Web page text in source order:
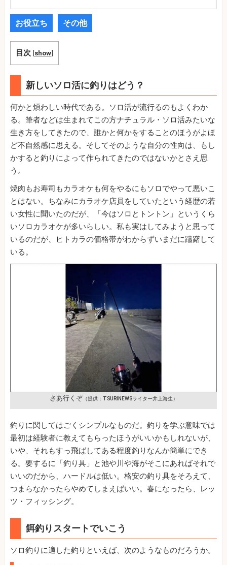
お役立ち その他
目次 [show]
新しいソロ活に釣りはどう？
何かと煩わしい時代である。ソロ活が流行るのもよくわか
る。筆者などは生まれてこの方ナチュラル・ソロ活みたいな
生き方をしてきたので、誰かと何かをすることのほうがよほ
ど不自然感に思える。そしてそのような自分の性向は、もし
かすると釣りによって作られてきたのではないかとさえ思
う。
焼肉もお寿司もカラオケも何をやるにもソロでやって悪いこ
とはない。ちなみにカラオケ店員をしていたという経歴の若
い女性に聞いたのだが、「今はソロとトントン」というくら
いソロカラオケが多いらしい。私も実はしてみようと思って
いるのだが、ヒトカラの価格帯がわからずいまだに躊躇して
いる。
さあ行くぞ （提供：TSURINEWSライター井上海生）
釣りに関してはごくシンプルなものだ。釣りを学ぶ意味では
最初は経験者に教えてもらったほうがいいかもしれないが、
いや、それもすっ飛ばしてある程度釣りなんか簡単にでき
る。要するに「釣り具」と池や川や海がそこにあればそれで
いいのだから、ハードルは低い。格安の釣り具をそろえて、
つまらなかったらやめてしまえばいい。春になったら、レッ
ツ・フィッシング。
餌釣りスタートでいこう
ソロ釣りに適した釣りといえば、次のようなものだろうか。